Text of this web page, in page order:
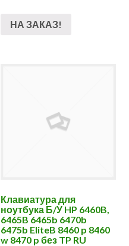
НА ЗАКАЗ!
Клавиатура для
ноутбука Б/У HP 6460B,
6465B 6465b 6470b
6475b EliteB 8460 p 8460
w 8470 p без TP RU